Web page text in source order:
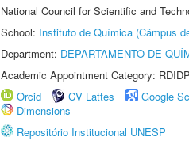
National Council for Scientific and
School: Instituto de Química (Câmpus
Department: DEPARTAMENTO DE
Academic Appointment Category:
Orcid
CV Lattes Google
Dimensions
Repositório Institucional UNESP